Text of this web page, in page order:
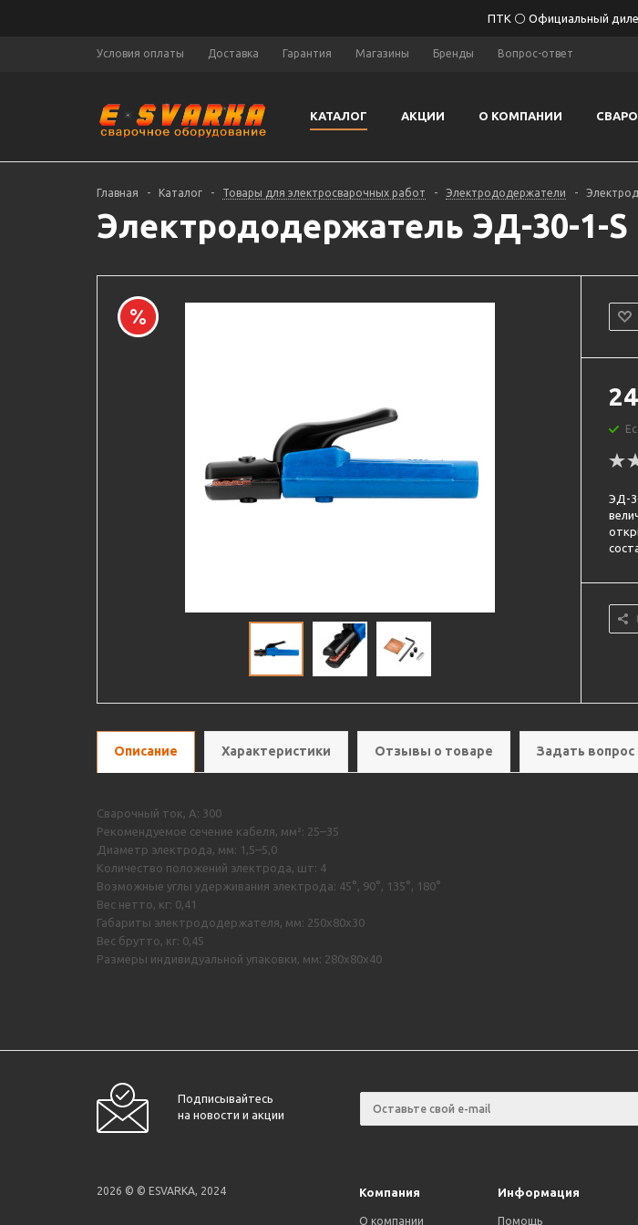
ПТК ⚪ Официальный
Условия оплаты Доставка Гарантия Магазины Бренды Вопрос-ответ
КАТАЛОГ АКЦИИ О КОМПАНИИ
Главная - Каталог - Товары для электросварочных работ - Электрододержатели -
Электрододержатель ЭД-30-1-S
ЭД-
Описание Характеристики Отзывы о товаре Задать вопрос
Сварочный ток, А: 300
Рекомендуемое сечение кабеля, мм²: 25–35
Диаметр электрода, мм: 1,5–5,0
Количество положений электрода, шт: 4
Возможные углы удерживания электрода: 45°, 90°, 135°, 180°
Вес нетто, кг: 0,41
Габариты электрододержателя, мм: 250х80х30
Вес брутто, кг: 0,45
Размеры индивидуальной упаковки, мм: 280х80х40
Подписывайтесь
на новости и акции
2026 © © ESVARKA, 2024 Компания Информация
О компании Помощь